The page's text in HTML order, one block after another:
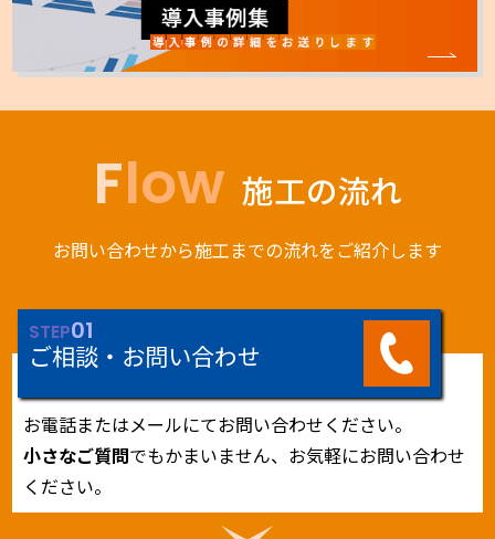
Flow 施工の流れ
お問い合わせから施工までの流れをご紹介します
STEP01
ご相談・お問い合わせ
お電話またはメールにてお問い合わせください。
小さなご質問でもかまいません、お気軽にお問い合わせ
ください。